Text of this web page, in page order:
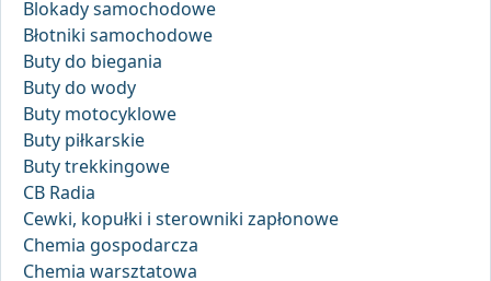
Blokady samochodowe
Błotniki samochodowe
Buty do biegania
Buty do wody
Buty motocyklowe
Buty piłkarskie
Buty trekkingowe
CB Radia
Cewki, kopułki i sterowniki zapłonowe
Chemia gospodarcza
Chemia warsztatowa